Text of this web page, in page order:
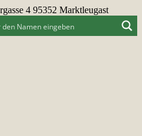
4 95352 Marktleugast